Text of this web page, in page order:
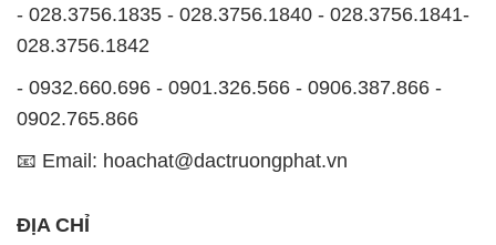
- 028.3756.1835 - 028.3756.1840 - 028.3756.1841-
028.3756.1842
- 0932.660.696 - 0901.326.566 - 0906.387.866 -
0902.765.866
📧 Email: hoachat@dactruongphat.vn
ĐỊA CHỈ